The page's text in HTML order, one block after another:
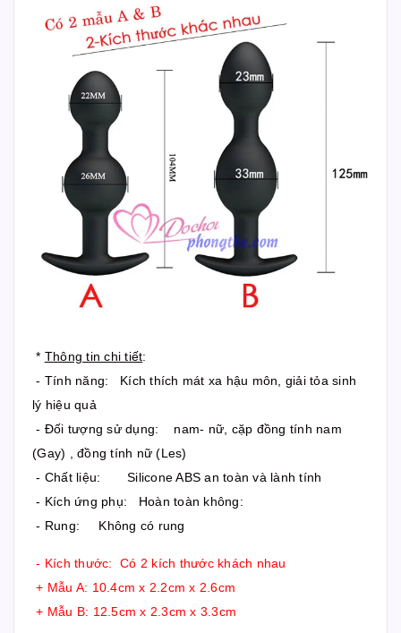
* Thông tin chi tiết:
- Tính năng: Kích thích mát xa hậu môn, giải tỏa sinh
lý hiệu quả
- Đối tượng sử dụng: nam- nữ, cặp đồng tính nam
(Gay) , đồng tính nữ (Les)
- Chất liệu: Silicone ABS an toàn và lành tính
- Kích ứng phụ: Hoàn toàn không:
- Rung: Không có rung
- Kích thước: Có 2 kích thước khách nhau
+ Mẫu A: 10.4cm x 2.2cm x 2.6cm
+ Mẫu B: 12.5cm x 2.3cm x 3.3cm